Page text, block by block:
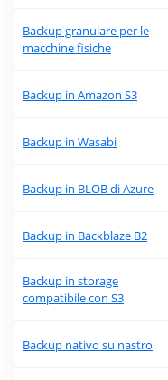
Backup granulare per le
macchine fisiche
Backup in Amazon S3
Backup in Wasabi
Backup in BLOB di Azure
Backup in Backblaze B2
Backup in storage
compatibile con S3
Backup nativo su nastro